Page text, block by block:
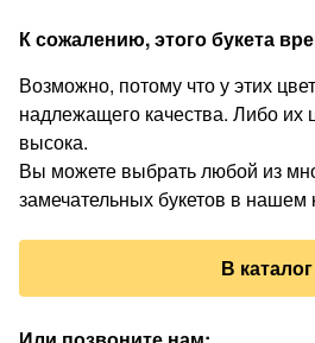
К сожалению, этого букета
Возможно, потому что у этих
надлежащего качества. Либо их
высока.
Вы можете выбрать любой из
замечательных букетов в нашем
В каталог